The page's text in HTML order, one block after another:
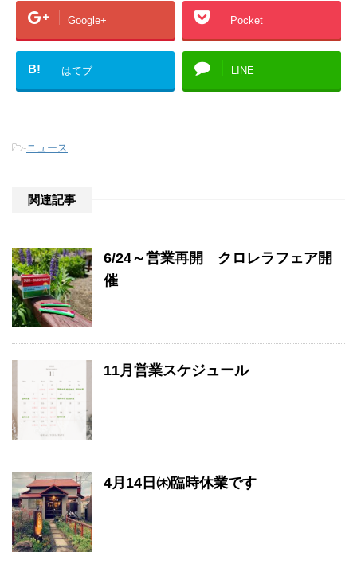
Google+ Pocket
B! はてブ LINE
-ニュース
関連記事
6/24～営業再開 クロレラフェア開
催
11月営業スケジュール
4月14日㈭臨時休業です